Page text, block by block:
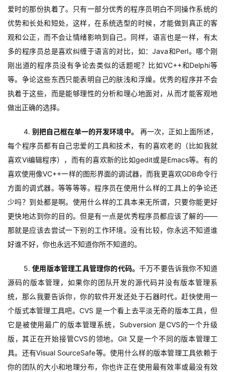
爱时的那份执着了。只有一部分优秀的程序员明白不同操作系统的
优势和长处和短处，这样，在系统选型的时候，才能做到真正的客
观和公正，而不会让情绪影响到自己。同样，语言也是一样，有太
多的程序员总是喜欢纠缠于语言的对比，如：Java和Perl。哪个刚
刚出道的程序员没有争论去类似的话题呢？比如VC++和Delphi等
等。争论这些东西只能表明自己的肤浅和浮燥。优秀的程序并不会
执着于这些，而是能够理性的分析和理心地面对，从而才能客观地
做出正确的选择。
4. 别把自己框在单一的开发环境中。
再一次，正如上面所述，
每个程序员都有自己忠爱的工具和技术，有的喜欢老的（比如我就
喜欢Vi编辑程序），而有的喜欢新的比如gedit或是Emacs等。有的
喜欢使用像VC++一样的图形界面的调试器，而我更喜欢GDB命令行
方面的调式器。等等等等。程序员在使用什么样的工具上的争论还
少吗？到处都是啊。使用什么样的工具本来无所谓，只要你能更好
更快地达到你的目的。但是有一点是优秀程序员都应该了解的——
那就是应该去尝试一下别的工作环境。没有比较，你永远不知道谁
好谁不好，你也永远不知道你所不知道的。
5. 使用版本管理工具管理你的代码。千万不要告诉我你不知道
源码的版本管理，如果你的团队开发的源代码并没有版本管理系
统，那么我要告诉你，你的软件开发还处于石器时代。赶快使用一
个版式本管理工具吧。CVS 是一个看上去平淡无奇的版本工具，但
它是被使用最广的版本管理系统，Subversion 是CVS的一个升级
版，其正在开始接管CVS的领地。Git 又是一个不同的版本管理工
具。还有Visual SourceSafe等。使用什么样的版本管理工具依赖于
你的团队的大小和地理分布，你也许正在使用最有效率或最没有效